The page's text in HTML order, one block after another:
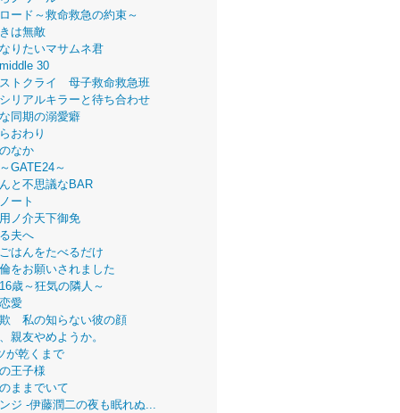
ード～救命救急の約束～
は無敵
りたいマサムネ君
30
トクライ 母子救命救急班
リアルキラーと待ち合わせ
同期の溺愛癖
おわり
なか
GATE24～
と不思議なBAR
ート
ノ介天下御免
夫へ
はんをたべるだけ
をお願いされました
歳～狂気の隣人～
愛
私の知らない彼の顔
親友やめようか。
が乾くまで
王子様
ままでいて
ジ -伊藤潤二の夜も眠れぬ...